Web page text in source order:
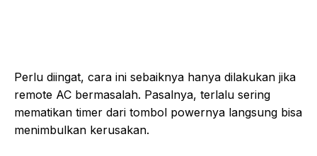
Perlu diingat, cara ini sebaiknya hanya dilakukan jika
remote AC bermasalah. Pasalnya, terlalu sering
mematikan timer dari tombol powernya langsung bisa
menimbulkan kerusakan.